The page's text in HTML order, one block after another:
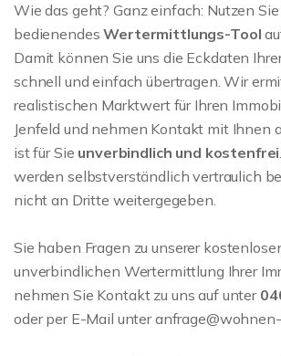
Wie das geht? Ganz einfach: Nutzen Sie
bedienendes Wertermittlungs-Tool
Damit können Sie uns die Eckdaten
schnell und einfach übertragen. Wir
realistischen Marktwert für Ihren
Jenfeld und nehmen Kontakt mit Ihnen
ist für Sie unverbindlich und kostenfrei
werden selbstverständlich vertraulich
nicht an Dritte weitergegeben.
Sie haben Fragen zu unserer
unverbindlichen Wertermittlung Ihrer
nehmen Sie Kontakt zu uns auf unter
oder per E-Mail unter